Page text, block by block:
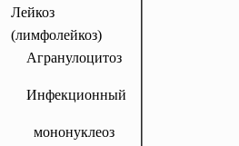
Лейкоз
(лимфолейкоз)
Агранулоцитоз
Инфекционный
мононуклеоз